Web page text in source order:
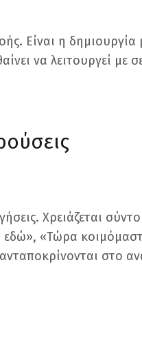
Είναι η δημιουργία
να λειτουργεί με
Χρειάζεται
εδώ», «Τώρα
στο